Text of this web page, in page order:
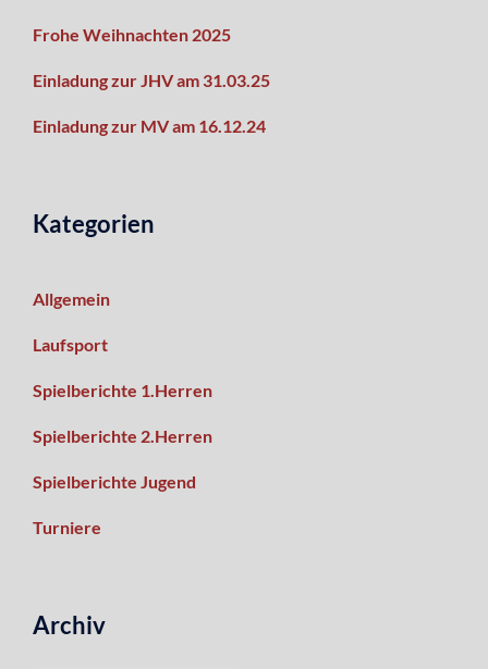
Frohe Weihnachten 2025
Einladung zur JHV am 31.03.25
Einladung zur MV am 16.12.24
Kategorien
Allgemein
Laufsport
Spielberichte 1.Herren
Spielberichte 2.Herren
Spielberichte Jugend
Turniere
Archiv